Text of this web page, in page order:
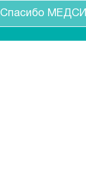
Спасибо МЕДСИ